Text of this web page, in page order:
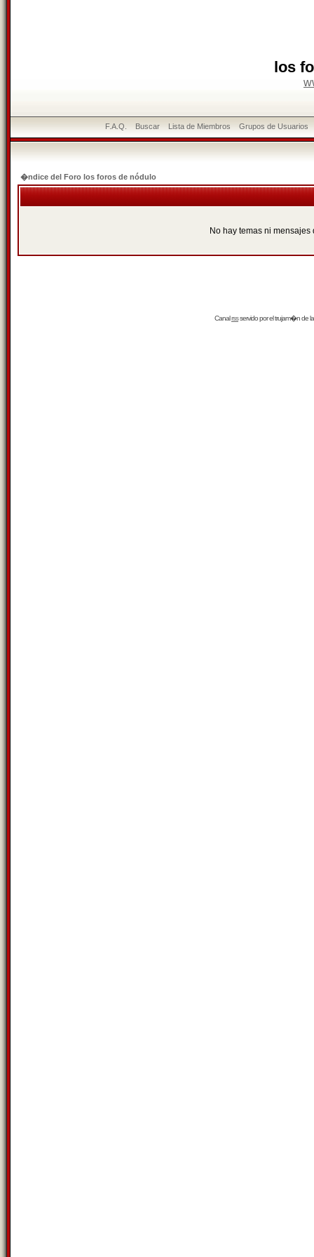
los
F.A.Q. Buscar Lista de Miembros Grupos de Usuarios
�ndice del Foro los foros de nódulo
No hay temas ni
Canalrssservido por eltrujam�nde